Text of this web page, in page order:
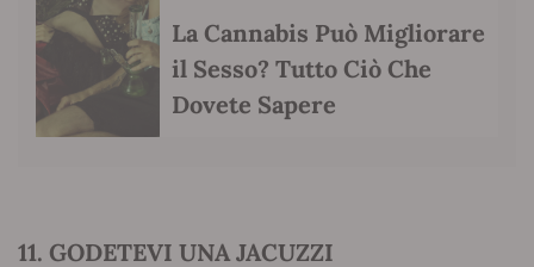
La Cannabis Può Migliorare
il Sesso? Tutto Ciò Che
Dovete Sapere
11. GODETEVI UNA JACUZZI